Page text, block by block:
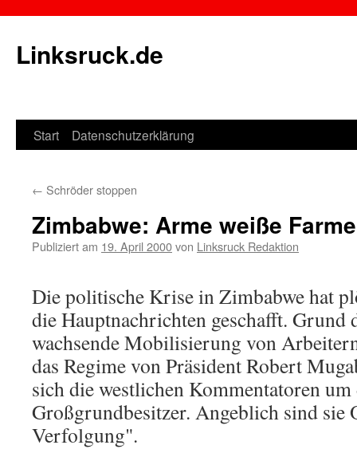
Linksruck.de
Springe
Inhalt
Start Datenschutzerklärung
← Schröder stoppen
Zimbabwe: Arme weiße
Publiziert am 19. April 2000von Linksruck Redaktion
Die politische Krise in Zimbabwe hat
die Hauptnachrichten geschafft. Grund
wachsende Mobilisierung von
das Regime von Präsident Robert
sich die westlichen Kommentatoren
Großgrundbesitzer. Angeblich sind sie
Verfolgung".